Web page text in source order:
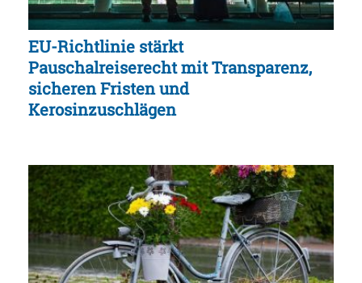
EU-Richtlinie stärkt
Pauschalreiserecht mit Transparenz,
sicheren Fristen und
Kerosinzuschlägen